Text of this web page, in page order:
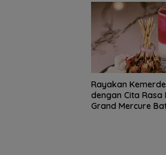
Rayakan
dengan Cita Rasa
Grand Mercure